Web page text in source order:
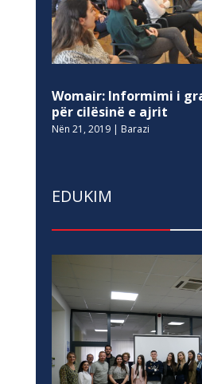
Womair: Informimi i
për cilësinë e ajrit
Nën 21, 2019| Barazi
EDUKIM